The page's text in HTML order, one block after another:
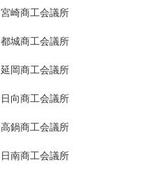
宮崎商工会議所
都城商工会議所
延岡商工会議所
日向商工会議所
高鍋商工会議所
日南商工会議所